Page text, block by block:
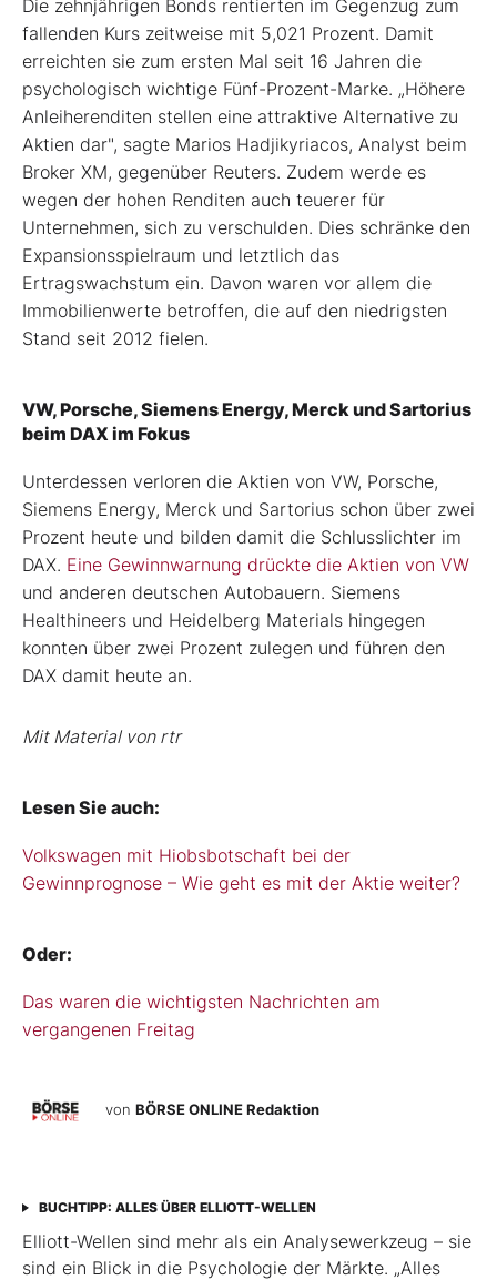
Die zehnjährigen Bonds rentierten im Gegenzug zum
fallenden Kurs zeitweise mit 5,021 Prozent. Damit
erreichten sie zum ersten Mal seit 16 Jahren die
psychologisch wichtige Fünf-Prozent-Marke. „Höhere
Anleiherenditen stellen eine attraktive Alternative zu
Aktien dar", sagte Marios Hadjikyriacos, Analyst beim
Broker XM, gegenüber Reuters. Zudem werde es
wegen der hohen Renditen auch teuerer für
Unternehmen, sich zu verschulden. Dies schränke den
Expansionsspielraum und letztlich das
Ertragswachstum ein. Davon waren vor allem die
Immobilienwerte betroffen, die auf den niedrigsten
Stand seit 2012 fielen.
VW, Porsche, Siemens Energy, Merck und Sartorius
beim DAX im Fokus
Unterdessen verloren die Aktien von VW, Porsche,
Siemens Energy, Merck und Sartorius schon über zwei
Prozent heute und bilden damit die Schlusslichter im
DAX. Eine Gewinnwarnung drückte die Aktien von VW
und anderen deutschen Autobauern. Siemens
Healthineers und Heidelberg Materials hingegen
konnten über zwei Prozent zulegen und führen den
DAX damit heute an.
Mit Material von rtr
Lesen Sie auch:
Volkswagen mit Hiobsbotschaft bei der
Gewinnprognose – Wie geht es mit der Aktie weiter?
Oder:
Das waren die wichtigsten Nachrichten am
vergangenen Freitag
von BÖRSE ONLINE Redaktion
BUCHTIPP: ALLES ÜBER ELLIOTT-WELLEN
Elliott-Wellen sind mehr als ein Analysewerkzeug – sie
sind ein Blick in die Psychologie der Märkte. „Alles